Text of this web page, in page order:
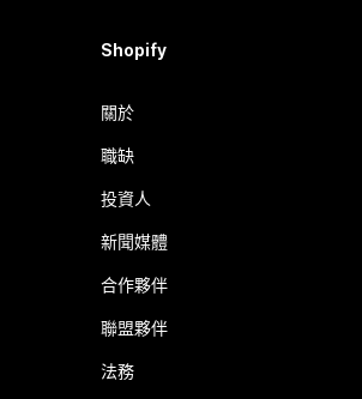
Shopify
關於
職缺
投資人
新聞媒體
合作夥伴
聯盟夥伴
法務